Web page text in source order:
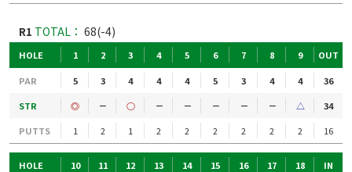
R1 TOTAL： 68(-4)
HOLE 1 2 3 4 5 6 7 8 9 OUT
PAR 5 3 4 4 4 5 3 4 4
36
STR
◎ － ○ － － － － － △
34
PUTTS
1 2 1 2 2 2 2 2 2 16
HOLE 10 11 12 13 14 15 16 17 18 IN